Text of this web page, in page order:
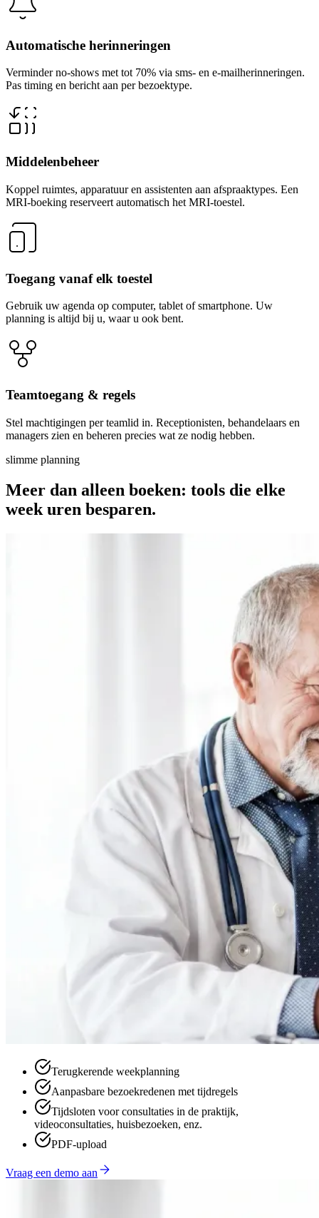
Automatische herinneringen
Verminder no-shows met tot 70% via sms- en e-mailherinneringen.
Pas timing en bericht aan per bezoektype.
Middelenbeheer
Koppel ruimtes, apparatuur en assistenten aan afspraaktypes. Een
MRI-boeking reserveert automatisch het MRI-toestel.
Toegang vanaf elk toestel
Gebruik uw agenda op computer, tablet of smartphone. Uw
planning is altijd bij u, waar u ook bent.
Teamtoegang & regels
Stel machtigingen per teamlid in. Receptionisten, behandelaars en
managers zien en beheren precies wat ze nodig hebben.
slimme planning
Meer dan alleen boeken: tools die elke
week uren besparen.
Terugkerende weekplanning
Aanpasbare bezoekredenen met tijdregels
Tijdsloten voor consultaties in de praktijk,
videoconsultaties, huisbezoeken, enz.
PDF-upload
Vraag een demo aan